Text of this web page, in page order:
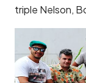
triple Nelson,